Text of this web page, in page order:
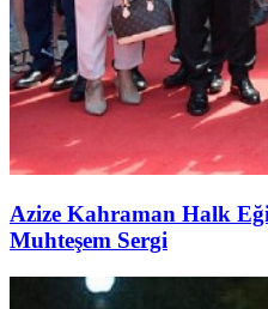
Azize Kahraman Halk
Muhteşem Sergi